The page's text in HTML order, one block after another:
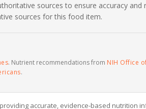
sources to ensure accuracy and
sources for this food item.
. Nutrient recommendations from NIH Office
.
accurate, evidence-based nutrition